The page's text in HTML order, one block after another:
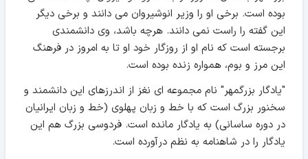
بوده است. برخی او را وزیر انوشیروان می دانند و برخی دیگر
این گفته را راست نمی دانند. هرچه باشد، وی دانشمندی
برجسته است که نام او از روزگار خود او تا به امروز در فرهنگ
این مرز و بوم، همواره زنده بوده است.
"یادگار بزرگمهر" نام مجموعه ای نغز از اندرزهای این دانشمند و
سخنور بزرگ است که با خط و زبان پهلوی (خط و زبان ایرانیان
در دوره ساسانی) به یادگار مانده است. فردوسی بزرگ هم این
یادگار را در شاهنامه به نظم درآورده است.